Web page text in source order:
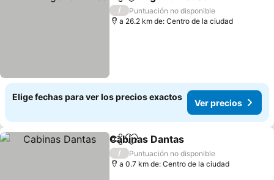
Agregar a favoritos
/
Puntuación no disponible
a 26.2 km de: Centro de la ciudad
Elige fechas para ver los precios exactos
Ver precios
CompartirAgregar a favoritos
Cabinas Dantas
/
Puntuación no disponible
a 0.7 km de: Centro de la ciudad